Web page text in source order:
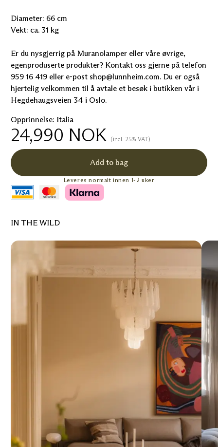
Diameter: 66 cm
Vekt: ca. 31 kg
Er du nysgjerrig på Muranolamper eller våre øvrige,
egenproduserte produkter? Kontakt oss gjerne på telefon
959 16 419 eller e-post shop@lunnheim.com. Du er også
hjertelig velkommen til å avtale et besøk i butikken vår i
Hegdehaugsveien 34 i Oslo.
Opprinnelse: Italia
24,990 NOK (incl. 25% VAT)
Add to bag
Leveres normalt innen 1-2 uker
IN THE WILD